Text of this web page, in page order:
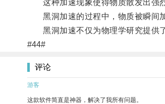
这种加速现象使得物质散发出强烈
黑洞加速的过程中，物质被瞬间加
黑洞加速不仅为物理学研究提供了
#44#
评论
游客
这款软件简直是神器，解决了我所有问题。